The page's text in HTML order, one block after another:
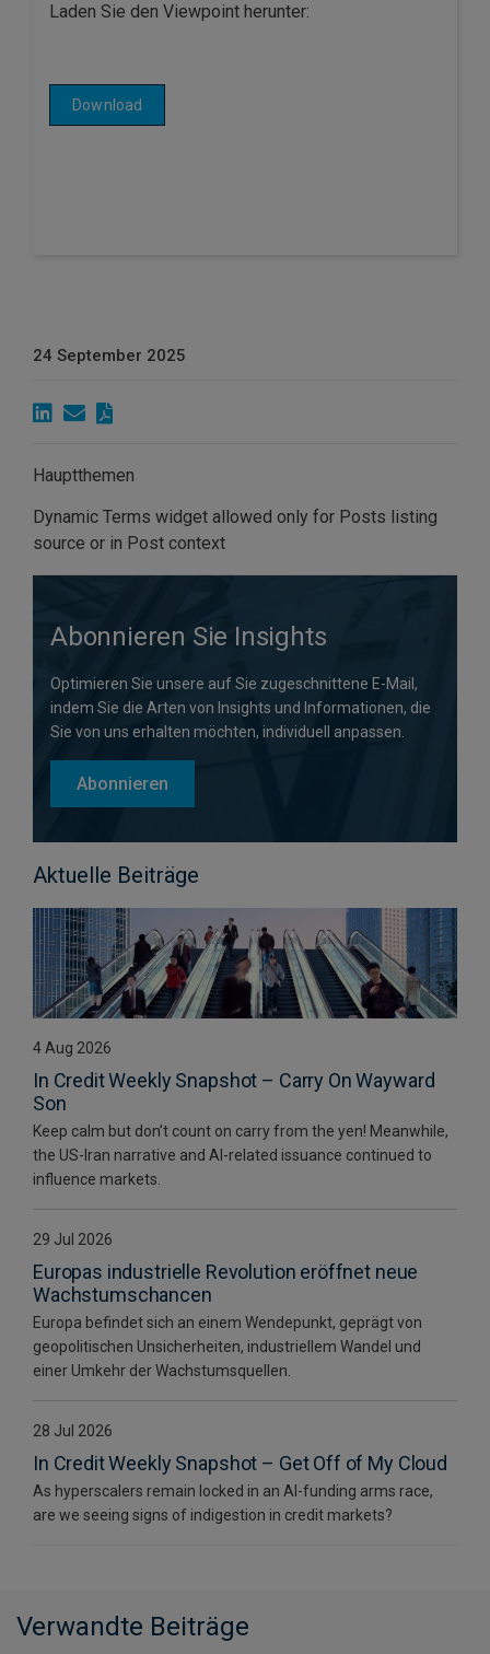
Laden Sie den Viewpoint herunter:
Download
24 September 2025
Hauptthemen
Dynamic Terms widget allowed only for Posts listing
source or in Post context
Abonnieren Sie Insights
Optimieren Sie unsere auf Sie zugeschnittene E-Mail,
indem Sie die Arten von Insights und Informationen, die
Sie von uns erhalten möchten, individuell anpassen.
Abonnieren
Aktuelle Beiträge
4 Aug 2026
In Credit Weekly Snapshot – Carry On Wayward
Son
Keep calm but don’t count on carry from the yen! Meanwhile,
the US-Iran narrative and AI-related issuance continued to
influence markets.
29 Jul 2026
Europas industrielle Revolution eröffnet neue
Wachstumschancen
Europa befindet sich an einem Wendepunkt, geprägt von
geopolitischen Unsicherheiten, industriellem Wandel und
einer Umkehr der Wachstumsquellen.
28 Jul 2026
In Credit Weekly Snapshot – Get Off of My Cloud
As hyperscalers remain locked in an AI-funding arms race,
are we seeing signs of indigestion in credit markets?
Verwandte Beiträge